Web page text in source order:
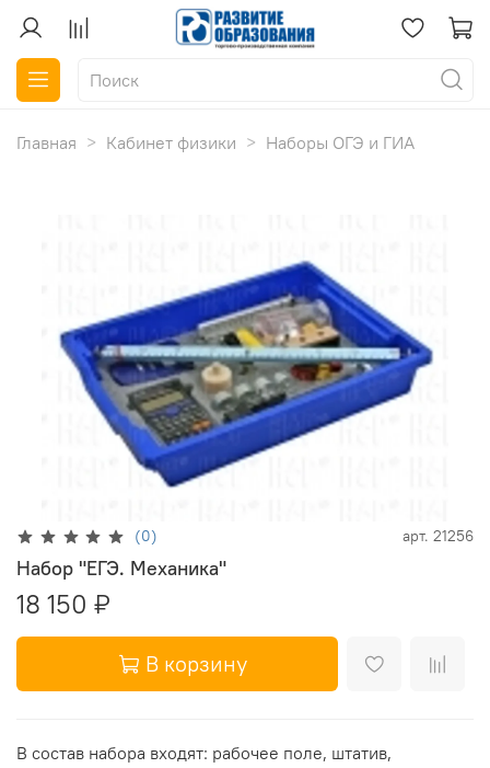
Главная Кабинет физики Наборы ОГЭ и ГИА
(0) арт. 21256
Набор "ЕГЭ. Механика"
18 150 ₽
В корзину
В состав набора входят: рабочее поле, штатив,